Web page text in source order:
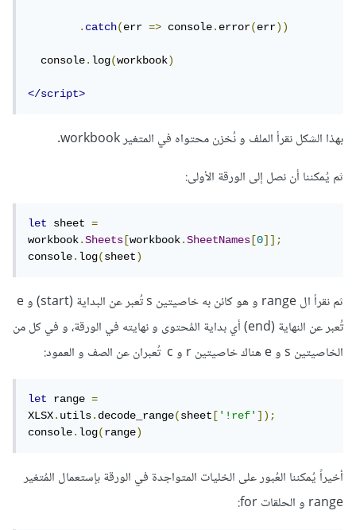
.catch(err => console.error(err))
  console
.log(workbook)
</script>
بهذا الشكل نقرأ الملف و نُخزن محتواه في المتغير workbook.
ثم يُمكننا أن نصل إلى الورقة الأولى:
let sheet =
workbook.Sheets [workbook.SheetNames [0]];
console.log(sheet)
ثم نقرأ ال range و هو كائن به خاصيتين s تُعبر عن البداية (start) و e
تُعبر عن النهاية (end) أي بداية المُحتوى و نهايته في الورقة، و في كل من
الخاصيتين s و e هناك خاصيتين r و c تُعبران عن الصف و العمود:
let range =
XLSX.utils.decode_range(sheet ['!ref']);
console.log(range)
أخيراً يُمكننا العُبور على الخليات المتواجدة في الورقة بإستعمال المُتغير
range و الحلقات for: